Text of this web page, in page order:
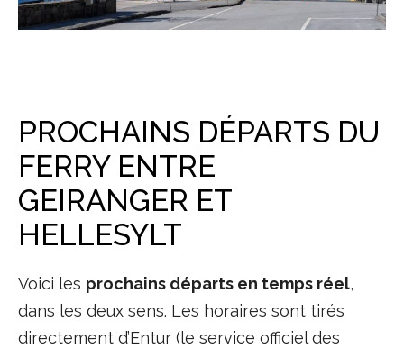
PROCHAINS DÉPARTS DU
FERRY ENTRE
GEIRANGER ET
HELLESYLT
Voici les prochains départs en temps réel,
dans les deux sens. Les horaires sont tirés
directement d’Entur (le service officiel des